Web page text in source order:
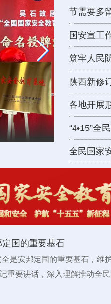
节需要多
国安宣工
筑牢人民
陕西新修
各地开展
“4•15”全
全民国家
国的重要基石
是安邦定国的重要基石，维
重要讲话，深入理解推动全